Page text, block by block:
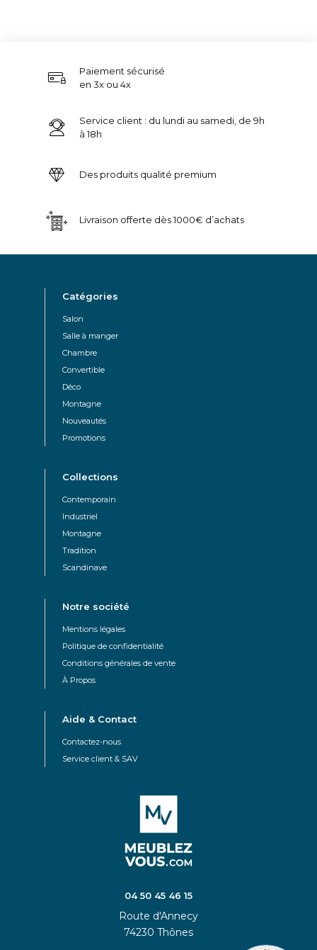
Paiement sécurisé
en 3x ou 4x
Service client : du lundi au samedi, de 9h
à 18h
Des produits qualité premium
Livraison offerte dès 1000€ d’achats
Catégories
Salon
Salle à manger
Chambre
Convertible
Déco
Montagne
Nouveautés
Promotions
Collections
Contemporain
Industriel
Montagne
Tradition
Scandinave
Notre société
Mentions légales
Politique de confidentialité
Conditions générales de vente
À Propos
Aide & Contact
Contactez-nous
Service client & SAV
04 50 45 46 15
Route d'Annecy
74230 Thônes